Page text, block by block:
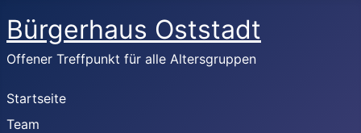
Bürgerhaus Oststadt
Offener Treffpunkt für alle Altersgruppen
Startseite
Team